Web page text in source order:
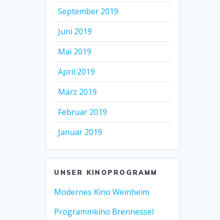
September 2019
Juni 2019
Mai 2019
April 2019
März 2019
Februar 2019
Januar 2019
UNSER KINOPROGRAMM
Modernes Kino Weinheim
Programmkino Brennessel